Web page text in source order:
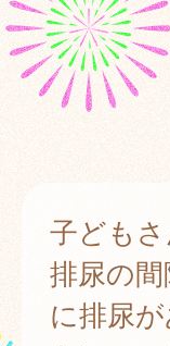
子ども
排尿の
に排尿